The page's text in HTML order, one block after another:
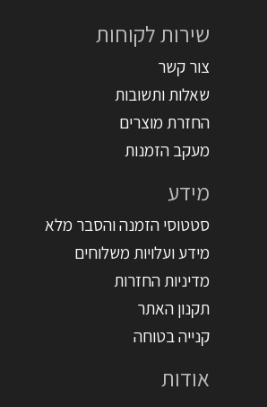
שירות לקוחות
צור קשר
שאלות ותשובות
החזרת מוצרים
מעקב הזמנות
מידע
סטטוסי הזמנה והסבר מלא
מידע ועלויות משלוחים
מדיניות החזרות
תקנון האתר
קנייה בטוחה
אודות